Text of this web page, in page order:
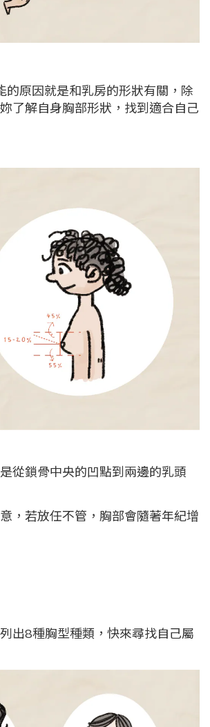
原因就是和乳房的形狀有關，除
了解自身胸部形狀，找到適合自己
從鎖骨中央的凹點到兩邊的乳頭
，若放任不管，胸部會隨著年紀增
出8種胸型種類，快來尋找自己屬